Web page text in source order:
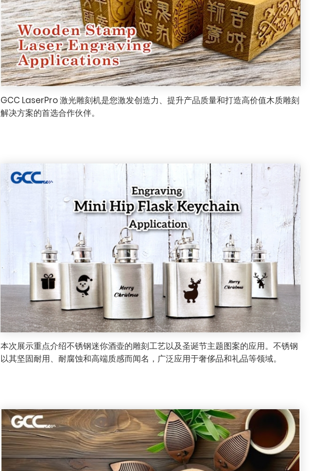
GCC LaserPro 激光雕刻机是您激发创造力、提升产品质量和打造高价值木质雕刻
解决方案的首选合作伙伴。
本次展示重点介绍不锈钢迷你酒壶的雕刻工艺以及圣诞节主题图案的应用。不锈钢
以其坚固耐用、耐腐蚀和高端质感而闻名，广泛应用于奢侈品和礼品等领域。